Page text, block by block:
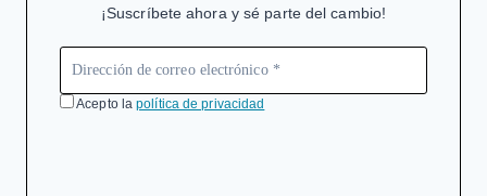
¡Suscríbete ahora y sé parte del cambio!
Acepto lapolítica de privacidad